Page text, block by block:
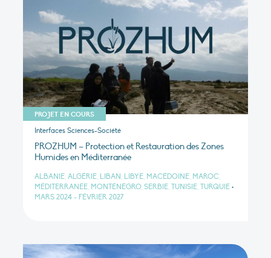
PROJET EN COURS
Interfaces Sciences-Société
PROZHUM – Protection et Restauration des Zones
Humides en Méditerranée
ALBANIE, ALGÉRIE, LIBAN, LIBYE, MACÉDOINE, MAROC,
MÉDITERRANÉE, MONTÉNÉGRO, SERBIE, TUNISIE, TURQUIE •
MARS 2024 - FÉVRIER 2027